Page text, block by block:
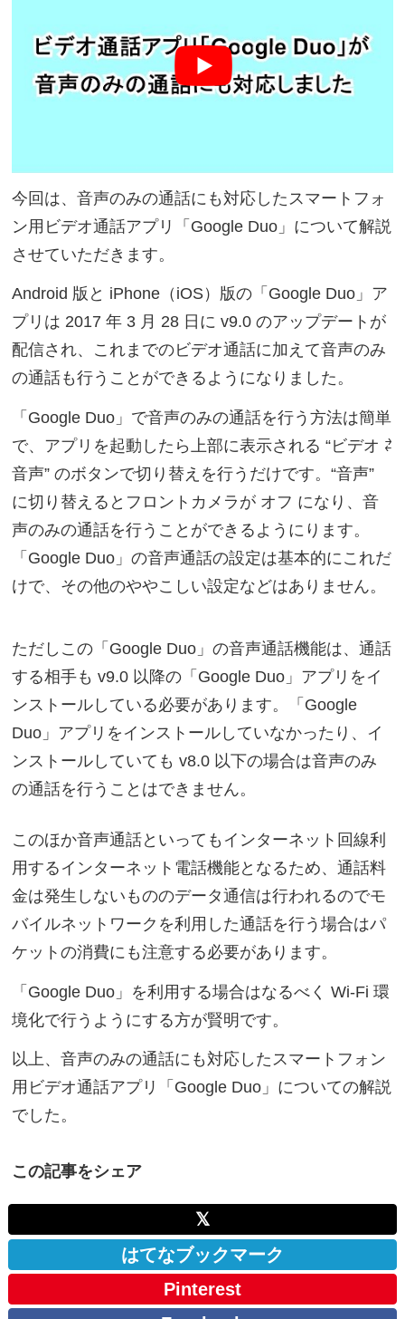
今回は、音声のみの通話にも対応したスマートフォ
ン用ビデオ通話アプリ「Google Duo」について解説
させていただきます。
Android 版と iPhone（iOS）版の「Google Duo」ア
プリは 2017 年 3 月 28 日に v9.0 のアップデートが
配信され、これまでのビデオ通話に加えて音声のみ
の通話も行うことができるようになりました。
「Google Duo」で音声のみの通話を行う方法は簡単
で、アプリを起動したら上部に表示される “ビデオ ⇄
音声” のボタンで切り替えを行うだけです。“音声”
に切り替えるとフロントカメラが オフ になり、音
声のみの通話を行うことができるようにります。
「Google Duo」の音声通話の設定は基本的にこれだ
けで、その他のややこしい設定などはありません。
ただしこの「Google Duo」の音声通話機能は、通話
する相手も v9.0 以降の「Google Duo」アプリをイ
ンストールしている必要があります。「Google
Duo」アプリをインストールしていなかったり、イ
ンストールしていても v8.0 以下の場合は音声のみ
の通話を行うことはできません。
このほか音声通話といってもインターネット回線利
用するインターネット電話機能となるため、通話料
金は発生しないもののデータ通信は行われるのでモ
バイルネットワークを利用した通話を行う場合はパ
ケットの消費にも注意する必要があります。
「Google Duo」を利用する場合はなるべく Wi-Fi 環
境化で行うようにする方が賢明です。
以上、音声のみの通話にも対応したスマートフォン
用ビデオ通話アプリ「Google Duo」についての解説
でした。
この記事をシェア
𝕏
はてなブックマーク
Pinterest